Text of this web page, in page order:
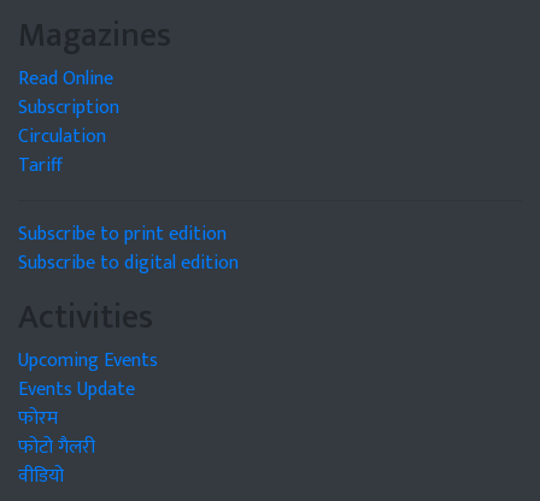
Magazines
Read Online
Subscription
Circulation
Tariff
Subscribe to print edition
Subscribe to digital edition
Activities
Upcoming Events
Events Update
फोरम
फोटो गैलरी
वीडियो